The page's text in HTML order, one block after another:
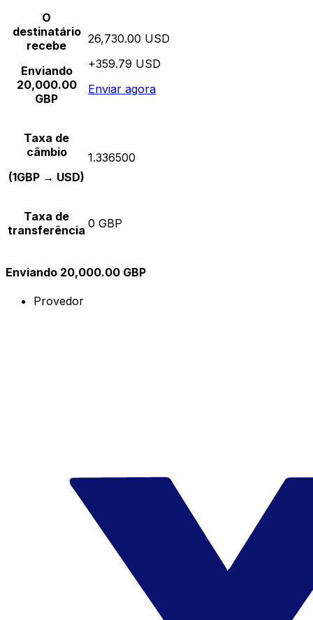
O
destinatário
recebe
Enviando
20,000.00
GBP
26,730.00 USD
+359.79 USD
Enviar agora
Taxa de
câmbio
(1GBP → USD)
1.336500
Taxa de
transferência 0 GBP
Enviando 20,000.00 GBP
Provedor